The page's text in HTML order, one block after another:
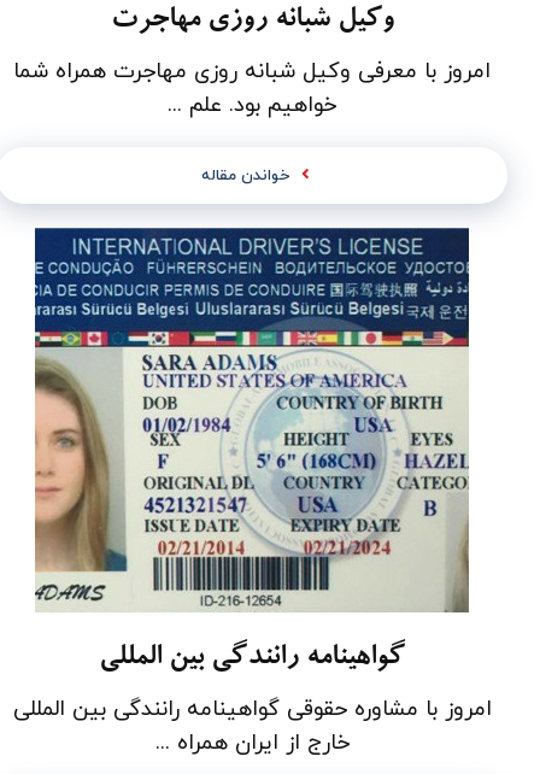
وکیل شبانه روزی مهاجرت
امروز با معرفی وکیل شبانه روزی مهاجرت همراه شما
خواهیم بود. علم ...
خواندن مقاله
گواهینامه رانندگی بین المللی
امروز با مشاوره حقوقی گواهینامه رانندگی بین المللی
خارج از ایران همراه ...